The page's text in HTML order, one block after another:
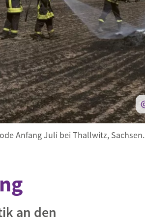
Anfang Juli bei Thallwitz, Sachsen.
an den